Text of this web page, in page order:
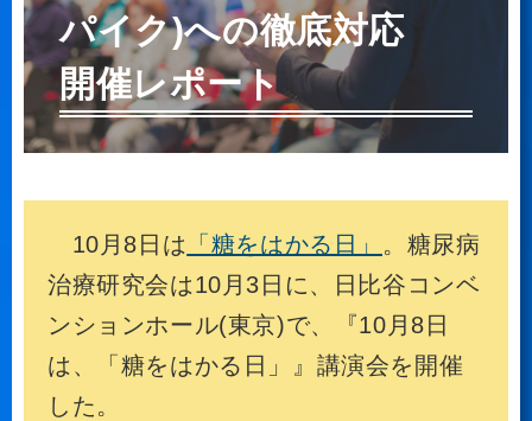
パイク)への徹底対応
開催レポート
10月8日は 「糖をはかる日」 。糖尿病
治療研究会は10月3日に、日比谷コンベ
ンションホール(東京)で、『10月8日
は、「糖をはかる日」』講演会を開催
した。